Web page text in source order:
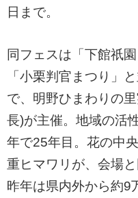
日まで。
同フェスは「下館祇
「小栗判官まつり」
で、明野ひまわりの
長)が主催。地域の活
年で25年目。花の中
重ヒマワリが、会場
昨年は県内外から約9